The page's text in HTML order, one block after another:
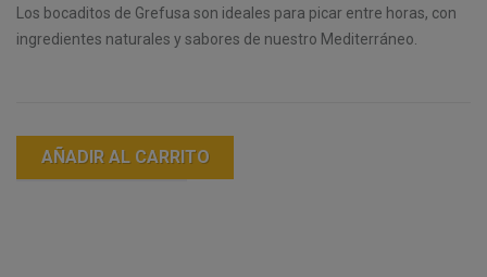
Los bocaditos de Grefusa son ideales para picar entre horas, con
ingredientes naturales y sabores de nuestro Mediterráneo.
AÑADIR AL CARRITO